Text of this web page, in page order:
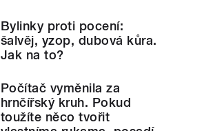
Bylinky proti pocení:
šalvěj, yzop, dubová kůra.
Jak na to?
Počítač vyměnila za
hrnčířský kruh. Pokud
toužíte něco tvořit